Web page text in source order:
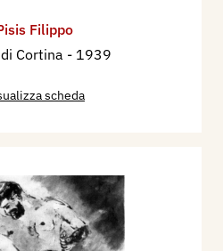
Filippo
Cortina - 1939
scheda